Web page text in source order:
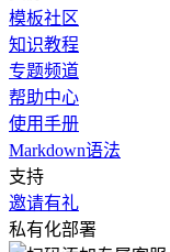
模板社区
知识教程
专题频道
帮助中心
使用手册
Markdown语法
支持
邀请有礼
私有化部署